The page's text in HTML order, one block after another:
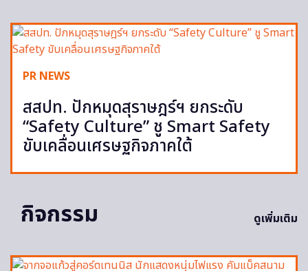
PR NEWS
สสปท. ปักหมุดสุราษฎร์ฯ ยกระดับ
“Safety Culture” ชู Smart Safety
ขับเคลื่อนเศรษฐกิจภาคใต้
กิจกรรม ดูเพิ่มเติม